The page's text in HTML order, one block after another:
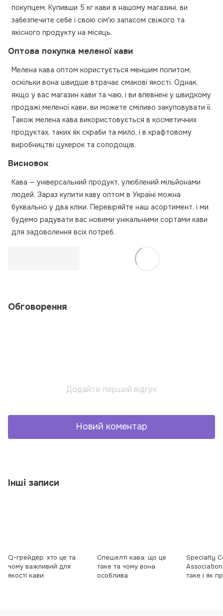
покупцем. Купивши 5 кг кави в нашому магазині, ви
забезпечите себе і свою сім'ю запасом свіжого та
якісного продукту на місяць.
Оптова покупка меленої кави
Мелена кава оптом користується меншим попитом,
оскільки вона швидше втрачає смакові якості. Однак,
якщо у вас магазин кави та чаю, і ви впевнені у швидкому
продажі меленої кави, ви можете сміливо закуповувати її.
Також мелена кава використовується в косметичних
продуктах, таких як скраби та мило, і в крафтовому
виробництві цукерок та солодощів.
Висновок
Кава — універсальний продукт, улюблений мільйонами
людей. Зараз купити каву оптом в Україні можна
буквально у два кліки. Перевіряйте наш асортимент, і ми
будемо радувати вас новими унікальними сортами кави
для задоволення всіх потреб.
Обговорення
Додайте перший відгук
Новий коментар
Інші записи
Q-грейдер: хто це та
чому важливий для
якості кави
Спешeлті кава: що це
таке та чому вона
особлива
Specialty
таке і як